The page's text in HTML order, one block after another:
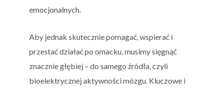
emocjonalnych.
Aby jednak skutecznie pomagać, wspierać i
przestać działać po omacku, musimy sięgnąć
znacznie głębiej – do samego źródła, czyli
bioelektrycznej aktywności mózgu. Kluczowe i